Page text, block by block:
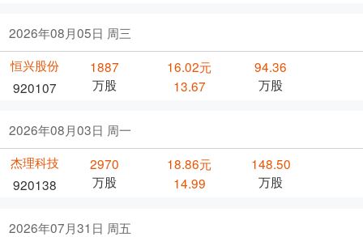
2026年08月05日 周三
恒兴股份
920107
1887
万股
16.02元
13.67
94.36
万股
2026年08月03日 周一
杰理科技
920138
2970
万股
18.86元
14.99
148.50
万股
2026年07月31日 周五